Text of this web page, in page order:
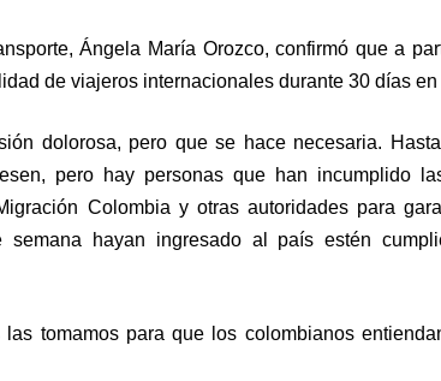
Ángela María Orozco, confirmó que a
de viajeros internacionales durante 30 días
dolorosa, pero que se hace necesaria.
pero hay personas que han incumplido
Colombia y otras autoridades para
semana hayan ingresado al país estén
las tomamos para que los colombianos